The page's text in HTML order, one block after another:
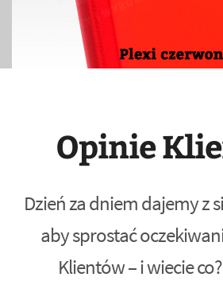
Opinie
Dzień za dniem dajemy z
aby sprostać
Klientów – i wiecie